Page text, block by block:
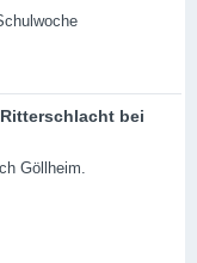
bei
Göllheim.